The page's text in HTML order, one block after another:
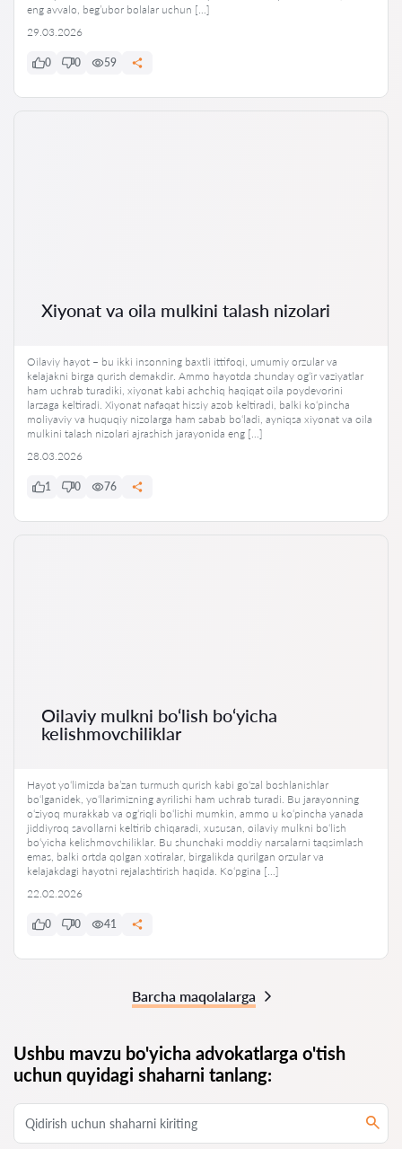
eng avvalo, beg’ubor bolalar uchun […]
29.03.2026
0 0 59
Xiyonat va oila mulkini talash nizolari
Oilaviy hayot – bu ikki insonning baxtli ittifoqi, umumiy orzular va
kelajakni birga qurish demakdir. Ammo hayotda shunday og‘ir vaziyatlar
ham uchrab turadiki, xiyonat kabi achchiq haqiqat oila poydevorini
larzaga keltiradi. Xiyonat nafaqat hissiy azob keltiradi, balki ko‘pincha
moliyaviy va huquqiy nizolarga ham sabab bo‘ladi, ayniqsa xiyonat va oila
mulkini talash nizolari ajrashish jarayonida eng […]
28.03.2026
1 0 76
Oilaviy mulkni bo‘lish bo‘yicha
kelishmovchiliklar
Hayot yo‘limizda ba’zan turmush qurish kabi go‘zal boshlanishlar
bo‘lganidek, yo‘llarimizning ayrilishi ham uchrab turadi. Bu jarayonning
o‘ziyoq murakkab va og‘riqli bo‘lishi mumkin, ammo u ko‘pincha yanada
jiddiyroq savollarni keltirib chiqaradi, xususan, oilaviy mulkni bo‘lish
bo‘yicha kelishmovchiliklar. Bu shunchaki moddiy narsalarni taqsimlash
emas, balki ortda qolgan xotiralar, birgalikda qurilgan orzular va
kelajakdagi hayotni rejalashtirish haqida. Ko‘pgina […]
22.02.2026
0 0 41
Barcha maqolalarga
Ushbu mavzu bo'yicha advokatlarga o'tish
uchun quyidagi shaharni tanlang: